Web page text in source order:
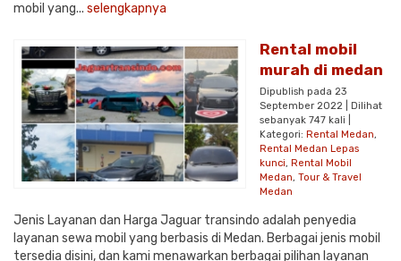
mobil yang... selengkapnya
Rental mobil
murah di medan
Dipublish pada 23
September 2022 | Dilihat
sebanyak 747 kali |
Kategori: Rental Medan,
Rental Medan Lepas
kunci, Rental Mobil
Medan, Tour & Travel
Medan
Jenis Layanan dan Harga Jaguar transindo adalah penyedia
layanan sewa mobil yang berbasis di Medan. Berbagai jenis mobil
tersedia disini, dan kami menawarkan berbagai pilihan layanan